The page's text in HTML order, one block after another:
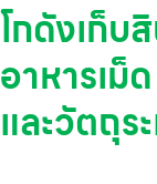
โกดังเก็บ
อาหารเม็
และวัตถุร